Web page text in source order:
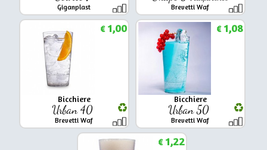
Giganplast Brevetti Waf
Bicchiere
Urban 40
Brevetti Waf
€1,00
Bicchiere
Urban 50
Brevetti Waf
€1,08
€1,22